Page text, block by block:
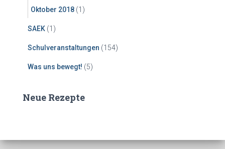
Oktober 2018 (1)
SAEK (1)
Schulveranstaltungen (154)
Was uns bewegt! (5)
Neue Rezepte